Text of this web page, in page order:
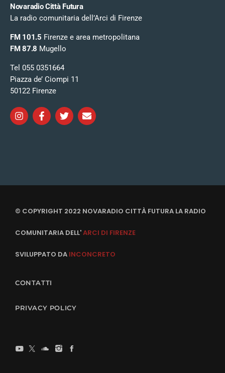
Novaradio Città Futura
La radio comunitaria dell’Arci di Firenze
FM 101.5 Firenze e area metropolitana
FM 87.8 Mugello
Tel 055 0351664
Piazza de’ Ciompi 11
50122 Firenze
© COPYRIGHT 2022 NOVARADIO CITTÀ FUTURA LA RADIO
COMUNITARIA DELL'ARCI DI FIRENZE
SVILUPPATO DA INCONCRETO
CONTATTI
PRIVACY POLICY